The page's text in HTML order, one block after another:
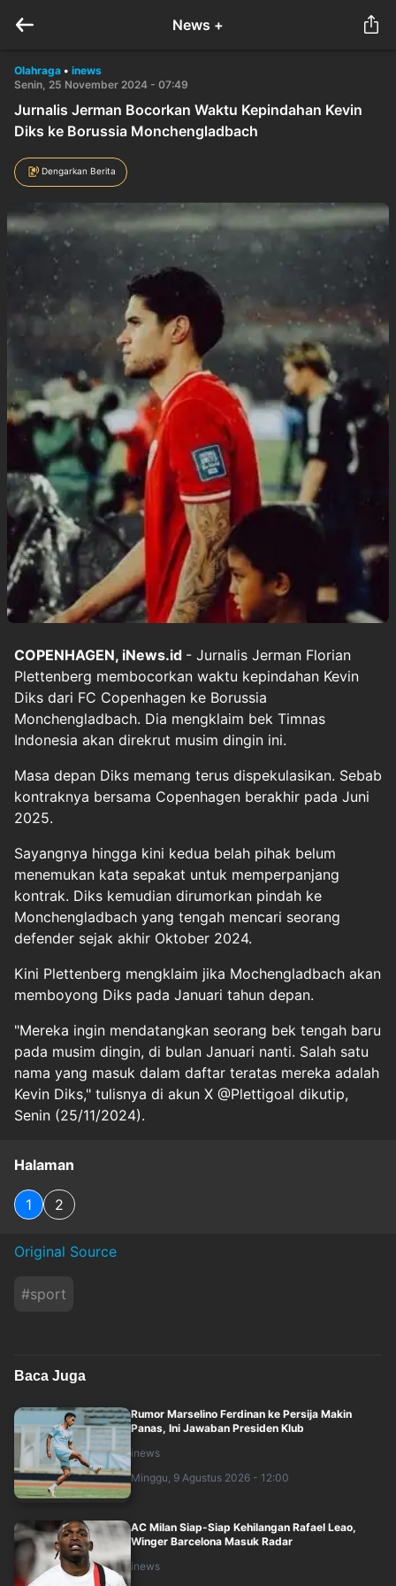
News +
Olahraga • inews
Senin, 25 November 2024 - 07:49
Jurnalis Jerman Bocorkan Waktu Kepindahan Kevin
Diks ke Borussia Monchengladbach
Dengarkan Berita
COPENHAGEN, iNews.id - Jurnalis Jerman Florian
Plettenberg membocorkan waktu kepindahan Kevin
Diks dari FC Copenhagen ke Borussia
Monchengladbach. Dia mengklaim bek Timnas
Indonesia akan direkrut musim dingin ini.
Masa depan Diks memang terus dispekulasikan. Sebab
kontraknya bersama Copenhagen berakhir pada Juni
2025.
Sayangnya hingga kini kedua belah pihak belum
menemukan kata sepakat untuk memperpanjang
kontrak. Diks kemudian dirumorkan pindah ke
Monchengladbach yang tengah mencari seorang
defender sejak akhir Oktober 2024.
Kini Plettenberg mengklaim jika Mochengladbach akan
memboyong Diks pada Januari tahun depan.
"Mereka ingin mendatangkan seorang bek tengah baru
pada musim dingin, di bulan Januari nanti. Salah satu
nama yang masuk dalam daftar teratas mereka adalah
Kevin Diks," tulisnya di akun X @Plettigoal dikutip,
Senin (25/11/2024).
Halaman
1 2
Original Source
#sport
Baca Juga
Rumor Marselino Ferdinan ke Persija Makin
Panas, Ini Jawaban Presiden Klub
inews
Minggu, 9 Agustus 2026 - 12:00
AC Milan Siap-Siap Kehilangan Rafael Leao,
Winger Barcelona Masuk Radar
inews